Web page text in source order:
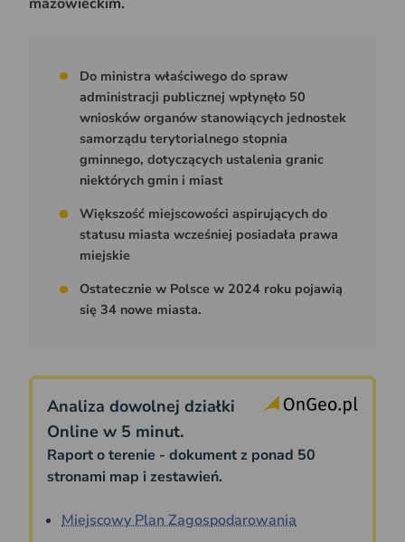
Do ministra właściwego do spraw
administracji publicznej wpłynęło 50
wniosków organów stanowiących jednostek
samorządu terytorialnego stopnia
gminnego, dotyczących ustalenia granic
niektórych gmin i miast
Większość miejscowości aspirujących do
statusu miasta wcześniej posiadała prawa
miejskie
Ostatecznie w Polsce w 2024 roku pojawią
się 34 nowe miasta.
Analiza dowolnej działki
Online w 5 minut.
Raport o terenie - dokument z ponad 50
stronami map i zestawień.
Miejscowy Plan Zagospodarowania